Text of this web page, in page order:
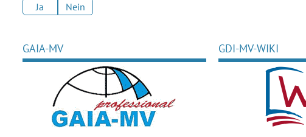
Ja Nein
GAIA-MV GDI-MV-WIKI